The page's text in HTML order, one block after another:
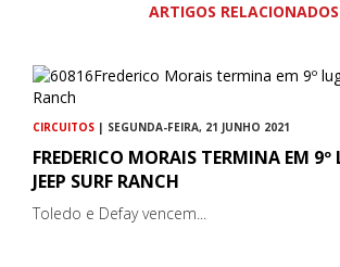
ARTIGOS RELACIONADOS
CIRCUITOS | SEGUNDA-FEIRA, 21 JUNHO 2021
FREDERICO MORAIS TERMINA EM
JEEP SURF RANCH
Toledo e Defay vencem...